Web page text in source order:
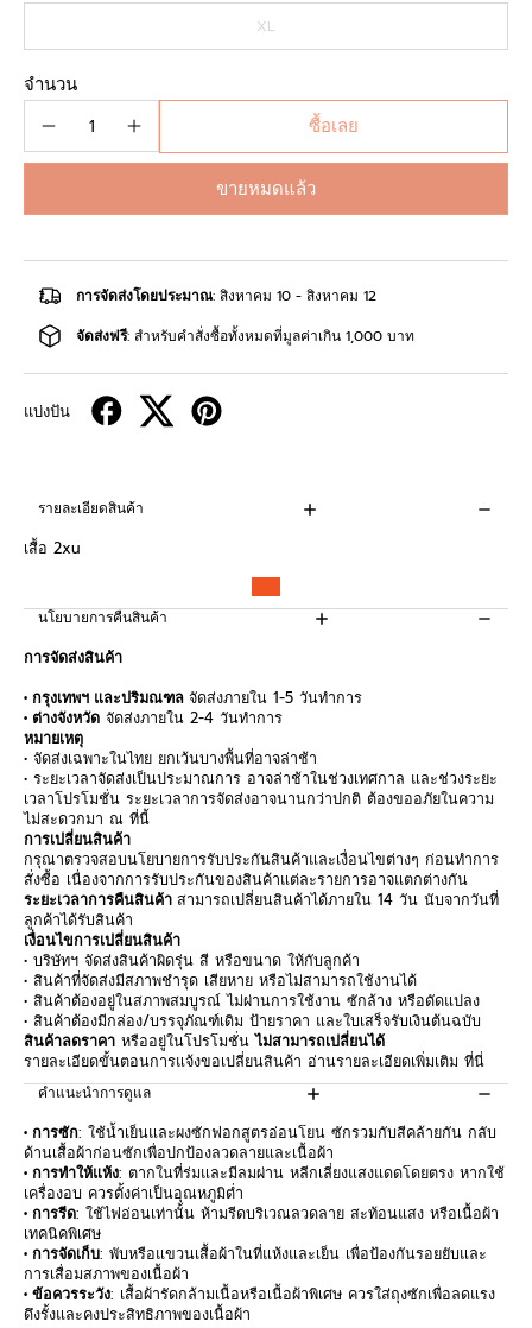
XL
จำนวน
ขายหมดแล้ว
ซื้อเลย
การจัดส่งโดยประมาณ: สิงหาคม 10 - สิงหาคม 12
จัดส่งฟรี: สำหรับคำสั่งซื้อทั้งหมดที่มูลค่าเกิน 1,000 บาท
แบ่งปัน
รายละเอียดสินค้า
เสื้อ 2xu
นโยบายการคืนสินค้า
การจัดส่งสินค้า
• กรุงเทพฯ และปริมณฑล จัดส่งภายใน 1-5 วันทำการ
• ต่างจังหวัด จัดส่งภายใน 2-4 วันทำการ
หมายเหตุ
• จัดส่งเฉพาะในไทย ยกเว้นบางพื้นที่อาจล่าช้า
• ระยะเวลาจัดส่งเป็นประมาณการ อาจล่าช้าในช่วงเทศกาล และช่วงระยะ
เวลาโปรโมชั่น ระยะเวลาการจัดส่งอาจนานกว่าปกติ ต้องขออภัยในความ
ไม่สะดวกมา ณ ที่นี้
การเปลี่ยนสินค้า
กรุณาตรวจสอบนโยบายการรับประกันสินค้าและเงื่อนไขต่างๆ ก่อนทำการ
สั่งซื้อ เนื่องจากการรับประกันของสินค้าแต่ละรายการอาจแตกต่างกัน
ระยะเวลาการคืนสินค้า สามารถเปลี่ยนสินค้าได้ภายใน 14 วัน นับจากวันที่
ลูกค้าได้รับสินค้า
เงื่อนไขการเปลี่ยนสินค้า
• บริษัทฯ จัดส่งสินค้าผิดรุ่น สี หรือขนาด ให้กับลูกค้า
• สินค้าที่จัดส่งมีสภาพชำรุด เสียหาย หรือไม่สามารถใช้งานได้
• สินค้าต้องอยู่ในสภาพสมบูรณ์ ไม่ผ่านการใช้งาน ซักล้าง หรือดัดแปลง
• สินค้าต้องมีกล่อง/บรรจุภัณฑ์เดิม ป้ายราคา และใบเสร็จรับเงินต้นฉบับ
สินค้าลดราคา หรืออยู่ในโปรโมชั่นไม่สามารถเปลี่ยนได้
รายละเอียดขั้นตอนการแจ้งขอเปลี่ยนสินค้า อ่านรายละเอียดเพิ่มเติม ที่นี่
คำแนะนำการดูแล
• การซัก: ใช้น้ำเย็นและผงซักฟอกสูตรอ่อนโยน ซักรวมกับสีคล้ายกัน กลับ
ด้านเสื้อผ้าก่อนซักเพื่อปกป้องลวดลายและเนื้อผ้า
• การทำให้แห้ง: ตากในที่ร่มและมีลมผ่าน หลีกเลี่ยงแสงแดดโดยตรง หากใช้
เครื่องอบ ควรตั้งค่าเป็นอุณหภูมิต่ำ
• การรีด: ใช้ไฟอ่อนเท่านั้น ห้ามรีดบริเวณลวดลาย สะท้อนแสง หรือเนื้อผ้า
เทคนิคพิเศษ
• การจัดเก็บ: พับหรือแขวนเสื้อผ้าในที่แห้งและเย็น เพื่อป้องกันรอยยับและ
การเสื่อมสภาพของเนื้อผ้า
• ข้อควรระวัง: เสื้อผ้ารัดกล้ามเนื้อหรือเนื้อผ้าพิเศษ ควรใส่ถุงซักเพื่อลดแรง
ดึงรั้งและคงประสิทธิภาพของเนื้อผ้า